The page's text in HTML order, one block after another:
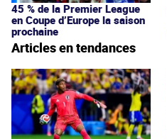
45 % de la Premier League
en Coupe d’Europe la saison
prochaine
Articles en tendances